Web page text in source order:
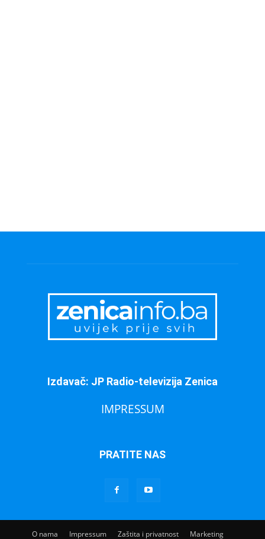
Izdavač: JP Radio-televizija Zenica
IMPRESSUM
PRATITE NAS
O nama Impressum Zaštita i privatnost Marketing